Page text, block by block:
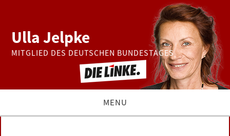
Ulla Jelpke
MITGLIED DES DEUTSCHEN BUNDESTAGES
MENU